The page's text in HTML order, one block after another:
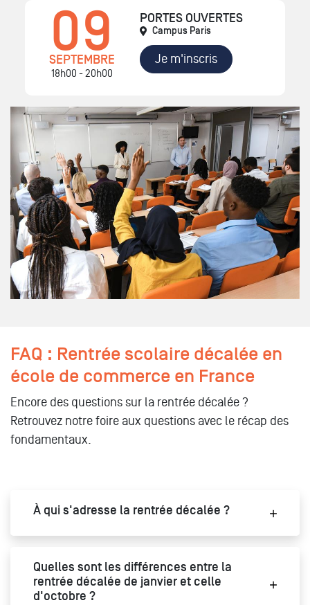
09
SEPTEMBRE
18h00 - 20h00
PORTES OUVERTES
Campus Paris
Je m'inscris
FAQ : Rentrée scolaire décalée en
école de commerce en France
Encore des questions sur la rentrée décalée ?
Retrouvez notre foire aux questions avec le récap des
fondamentaux.
À qui s'adresse la rentrée décalée ?
Quelles sont les différences entre la
rentrée décalée de janvier et celle
d'octobre ?